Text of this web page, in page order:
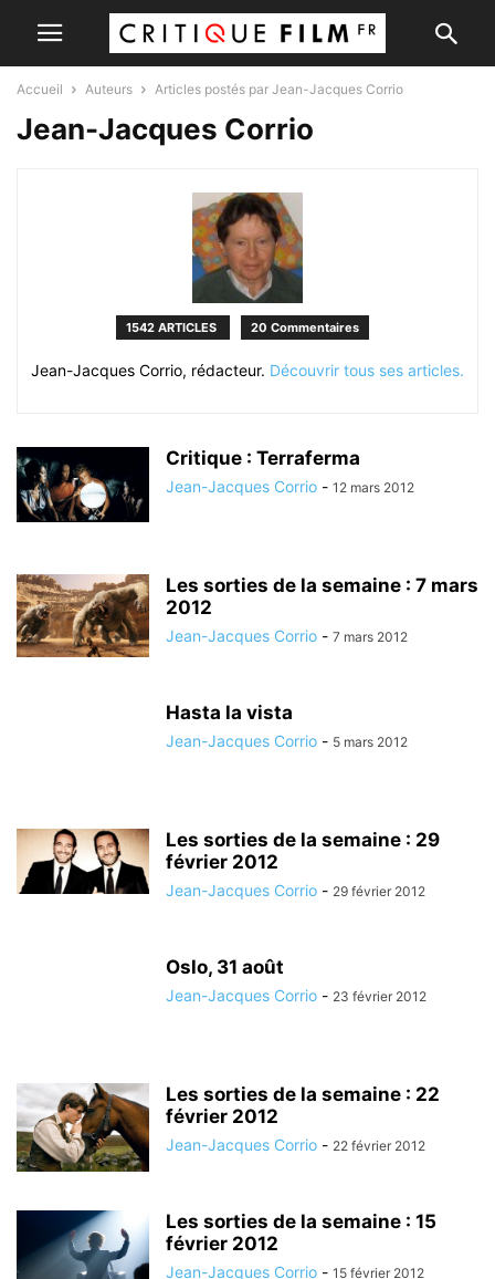
Accueil Auteurs Articles postés par Jean-Jacques Corrio
Jean-Jacques Corrio
1542 ARTICLES 20 Commentaires
Jean-Jacques Corrio, rédacteur. Découvrir tous ses articles.
Critique : Terraferma
Jean-Jacques Corrio - 12 mars 2012
Les sorties de la semaine : 7 mars
2012
Jean-Jacques Corrio - 7 mars 2012
Hasta la vista
Jean-Jacques Corrio - 5 mars 2012
Les sorties de la semaine : 29
février 2012
Jean-Jacques Corrio - 29 février 2012
Oslo, 31 août
Jean-Jacques Corrio - 23 février 2012
Les sorties de la semaine : 22
février 2012
Jean-Jacques Corrio - 22 février 2012
Les sorties de la semaine : 15
février 2012
Jean-Jacques Corrio - 15 février 2012